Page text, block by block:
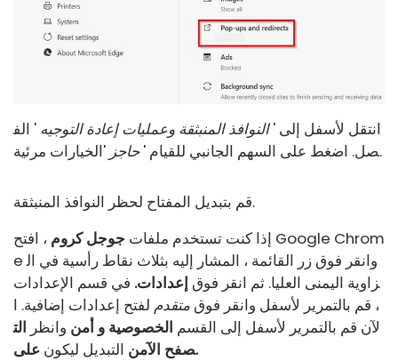
انتقل لأسفل إلى 'النوافذ المنبثقة وعمليات إعادة التوجيه ' الف
صل. اضغط على السهم الجانبي للقيام 'حاجز 'الخيارات مرئية.
قم بتبديل المفتاح لحظر النوافذ المنبثقة.
إذا كنت تستخدم ملفات جوجل كروم ، افتح Google Chrom
e وانقر فوق زر القائمة ، المشار إليه بثلاث نقاط رأسية في ال
زاوية اليمنى العليا. ثم انقر فوق إعدادات. في قسم الإعدادات
، قم بالتمرير لأسفل وانقر فوق متقدم لفتح إعدادات إضافية. ا
لآن قم بالتمرير لأسفل إلى القسم الخصوصية و أمن وانظر الت
صفح الآمن التبديل ليكون على.